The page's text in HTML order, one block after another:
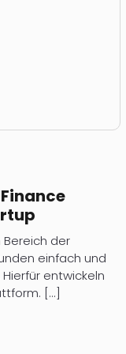
Bereich der
einfach und
entwickeln
[...]